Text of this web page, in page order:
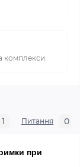
комплекси
1 Питання 0
при